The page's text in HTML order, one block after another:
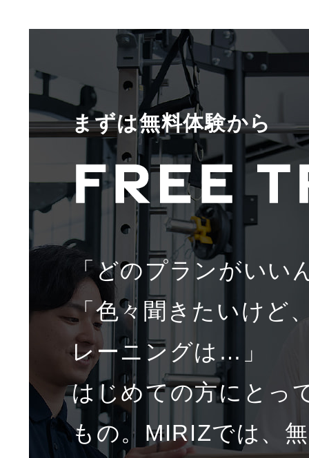
まずは無料体験から
「どのプランがいい
「色々聞きたいけど
レーニングは…」
はじめての方にとっ
もの。MIRIZでは、